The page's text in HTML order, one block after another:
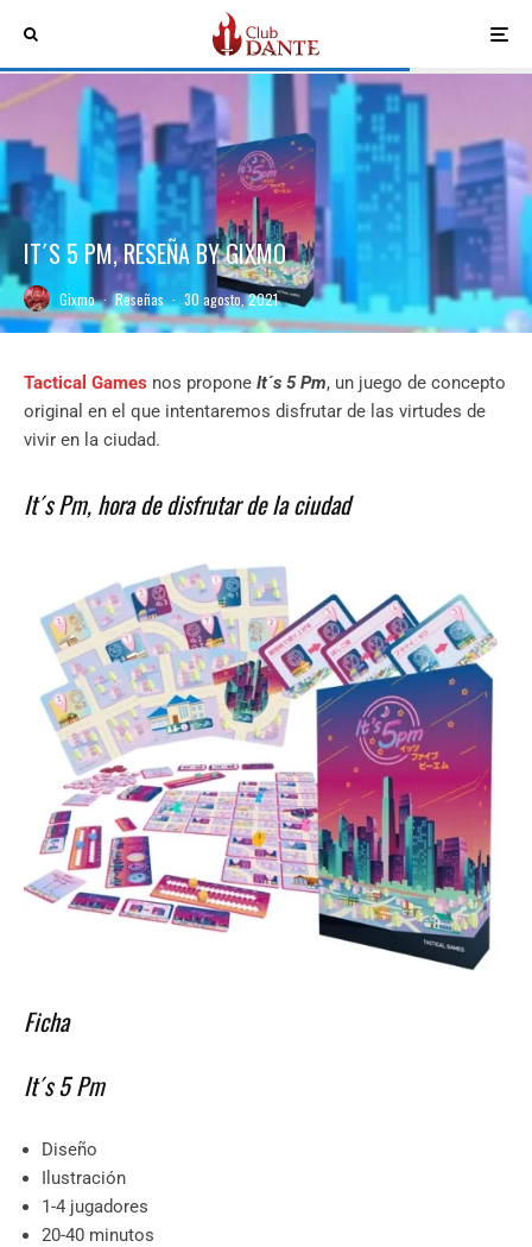
IT´S 5 PM, RESEÑA BY GIXMO
Gixmo · Reseñas · 30 agosto, 2021
Tactical Games nos propone It´s 5 Pm, un juego de concepto
original en el que intentaremos disfrutar de las virtudes de
vivir en la ciudad.
It´s Pm, hora de disfrutar de la ciudad
Ficha
It´s 5 Pm
Diseño
Ilustración
1-4 jugadores
20-40 minutos